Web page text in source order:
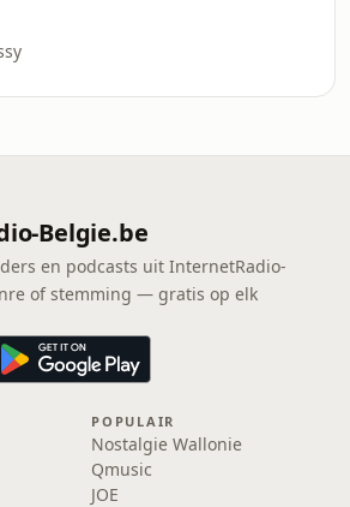
Belgie.be
en podcasts uit InternetRadio-
of stemming — gratis op elk
POPULAIR
Nostalgie Wallonie
Qmusic
JOE